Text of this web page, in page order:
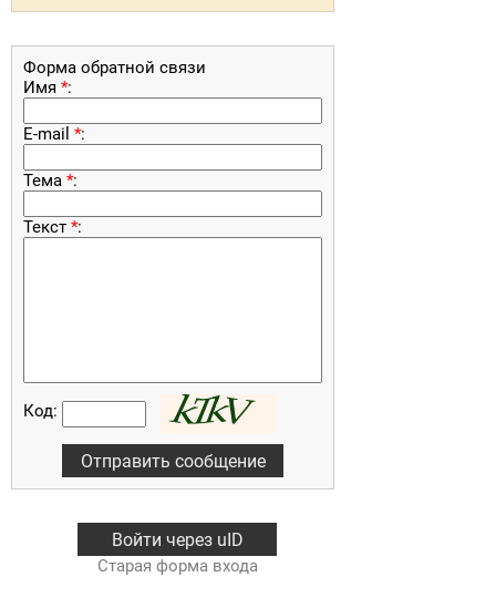
Форма обратной связи
Имя *:
E-mail *:
Тема *:
Текст *:
Код:
Войти через uID
Старая форма входа